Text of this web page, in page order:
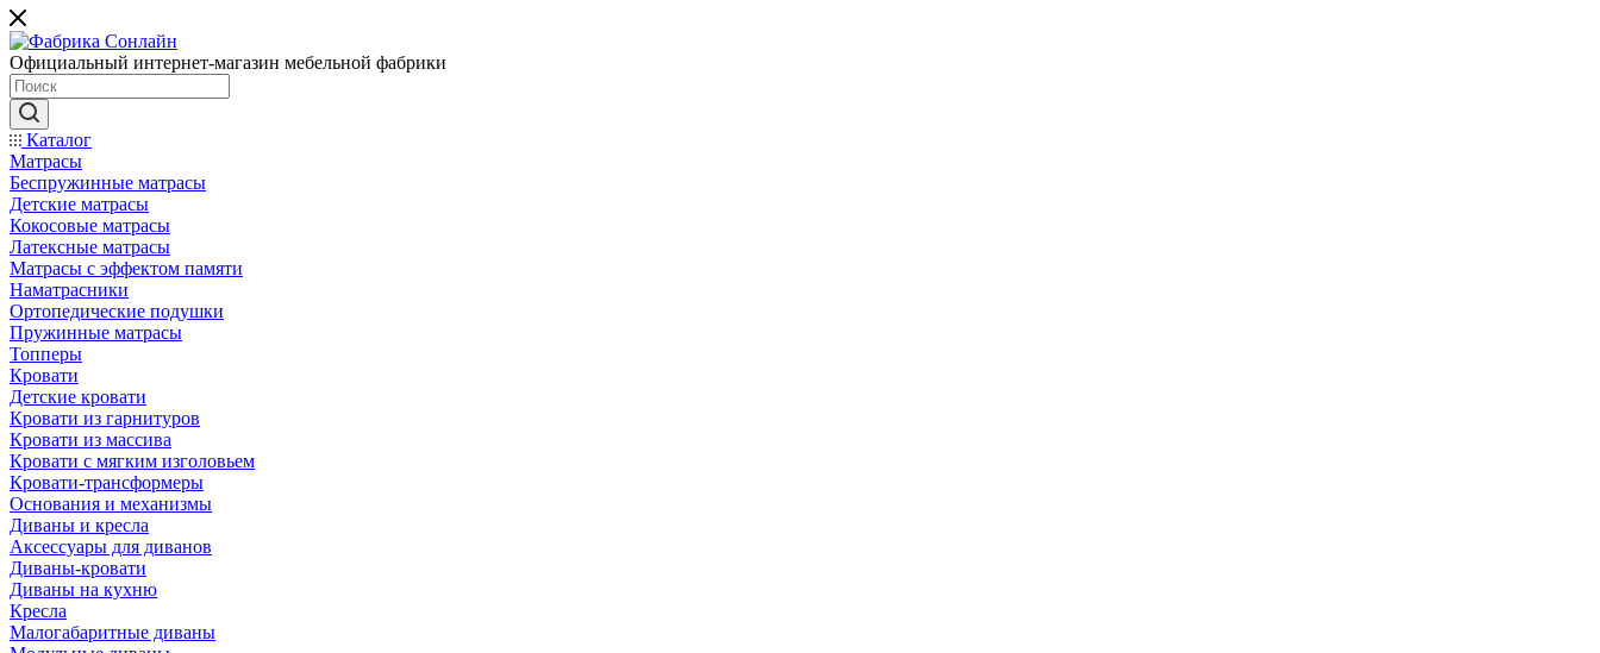
Официальный интернет-магазин мебельной фабрики
Каталог
Матрасы
Беспружинные матрасы
Детские матрасы
Кокосовые матрасы
Латексные матрасы
Матрасы с эффектом памяти
Наматрасники
Ортопедические подушки
Пружинные матрасы
Топперы
Кровати
Детские кровати
Кровати из гарнитуров
Кровати из массива
Кровати с мягким изголовьем
Кровати-трансформеры
Основания и механизмы
Диваны и кресла
Аксессуары для диванов
Диваны-кровати
Диваны на кухню
Кресла
Малогабаритные диваны